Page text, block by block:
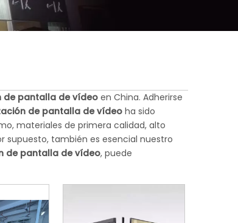
de pantalla de vídeoen China. Adherirse
de pantalla de vídeoha sido
materiales de primera calidad, alto
supuesto, también es esencial nuestro
de pantalla de vídeo, puede